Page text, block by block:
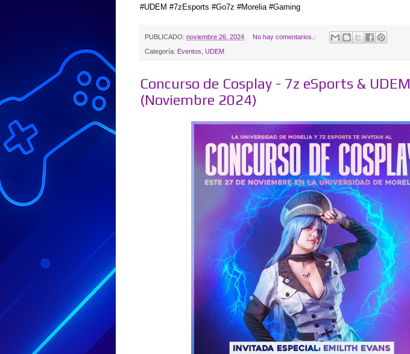
#UDEM #7zEsports #Go7z #Morelia #Gaming
PUBLICADO: noviembre 26, 2024 No hay comentarios.:
Categoría: Eventos UDEM
Concurso de Cosplay - 7z eSports & UDEM
(Noviembre 2024)